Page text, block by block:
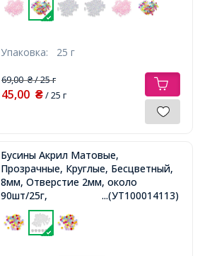
Упаковка: 25 г
69,00₴/ 25 г
45,00 ₴/ 25 г
Бусины Акрил Матовые,
Прозрачные, Круглые, Бесцветный,
8мм, Отверстие 2мм, около
90шт/25г,
...(УТ100014113)